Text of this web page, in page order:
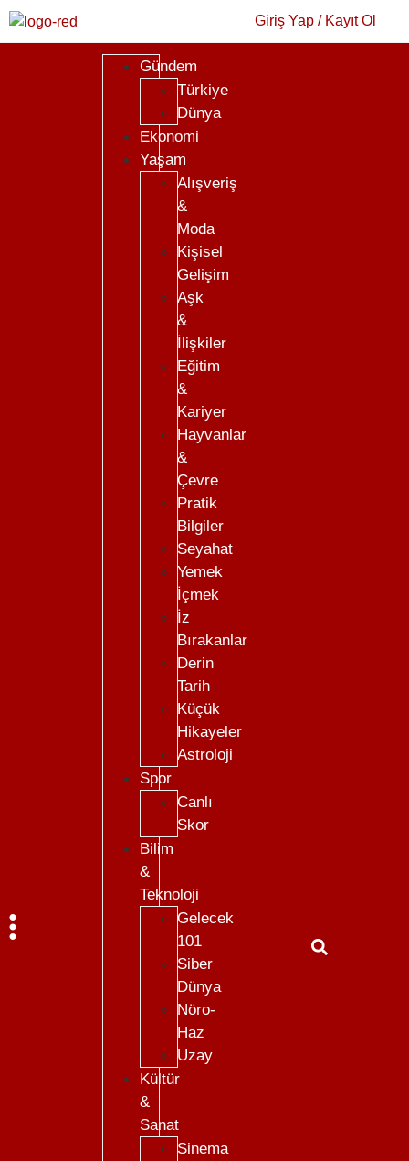
Giriş Yap / Kayıt Ol
Gündem
Türkiye
Dünya
Ekonomi
Yaşam
Alışveriş
&
Moda
Kişisel
Gelişim
Aşk
&
İlişkiler
Eğitim
&
Kariyer
Hayvanlar
&
Çevre
Pratik
Bilgiler
Seyahat
Yemek
İçmek
İz
Bırakanlar
Derin
Tarih
Küçük
Hikayeler
Astroloji
Spor
Canlı
Skor
Bilim
&
Teknoloji
Gelecek
101
Siber
Dünya
Nöro-
Haz
Uzay
Kültür
&
Sanat
Sinema